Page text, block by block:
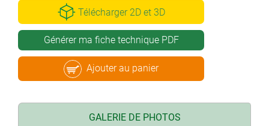
Télécharger 2D et 3D
Générer ma fiche technique PDF
Ajouter au panier
GALERIE DE PHOTOS